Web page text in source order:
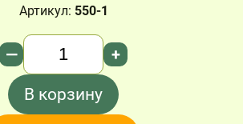
Артикул: 550-1
Количество
— +
В корзину